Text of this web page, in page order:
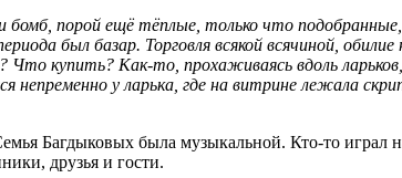
порой ещё тёплые, только что
был базар. Торговля всякой всячиной,
купить? Как-то, прохаживаясь вдоль
у ларька, где на витрине лежала
Багдыковых была музыкальной. Кто-то играл
друзья и гости.